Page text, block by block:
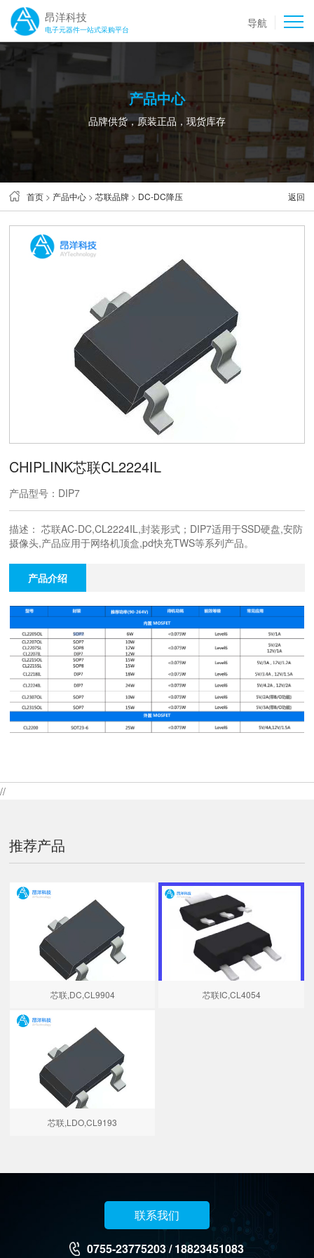
昂洋科技
电子元器件一站式采购平台 导航
产品中心
品牌供货，原装正品，现货库存
首页 > 产品中心 >芯联品牌 > DC-DC降压 返回
CHIPLINK芯联CL2224IL
产品型号：DIP7
描述： 芯联AC-DC,CL2224IL,封装形式；DIP7适用于SSD硬盘,安防
摄像头,产品应用于网络机顶盒,pd快充TWS等系列产品。
产品介绍
//
推荐产品
芯联,DC,CL9904 芯联IC,CL4054
芯联,LDO,CL9193
联系我们
0755-23775203 / 18823451083